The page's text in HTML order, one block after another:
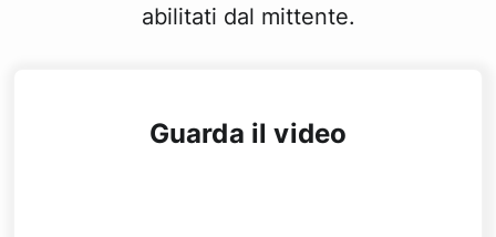
abilitati dal mittente.
Guarda il video